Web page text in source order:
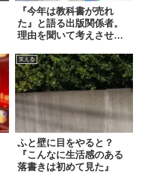
『今年は教科書が売れ
た』と語る出版関係者。
理由を聞いて考えさせら
笑える
ふと壁に目をやると？
『こんなに生活感のある
落書きは初めて見た』